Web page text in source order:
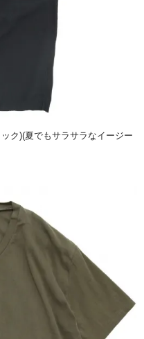
ク)(夏でもサラサラなイージー